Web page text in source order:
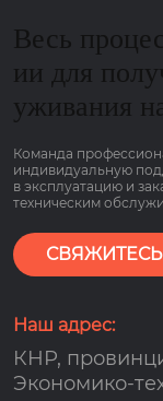
Весь
ии для
уживания
Команда
индивидуальную
в эксплуатацию и
техническим
потреблением газа
могли пользоваться
Наш адрес:
КНР,
Экономико-